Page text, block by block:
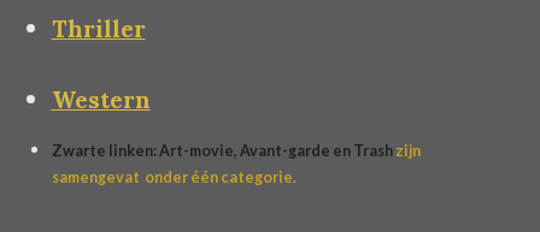
Thriller
Western
Zwarte linken: Art-movie, Avant-garde en Trashzijn
samengevat onder één categorie.